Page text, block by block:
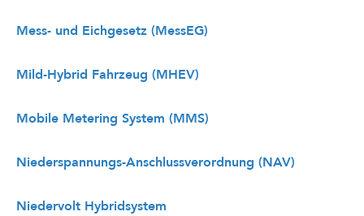
Mess- und Eichgesetz (MessEG)
Mild-Hybrid Fahrzeug (MHEV)
Mobile Metering System (MMS)
Niederspannungs-Anschlussverordnung (NAV)
Niedervolt Hybridsystem